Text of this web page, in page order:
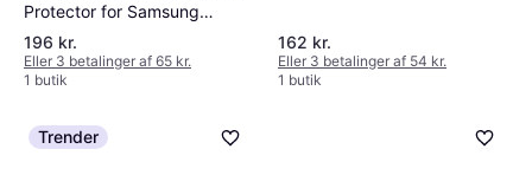
Protector for Samsung
Galaxy Tab Active Pro
196 kr.
Eller 3 betalinger af 65 kr.
1 butik
162 kr.
Eller 3 betalinger af 54 kr.
1 butik
Trender